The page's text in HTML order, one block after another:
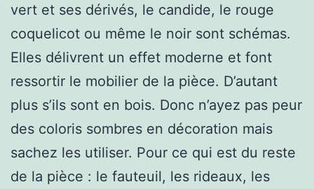
vert et ses dérivés, le candide, le rouge
coquelicot ou même le noir sont schémas.
Elles délivrent un effet moderne et font
ressortir le mobilier de la pièce. D’autant
plus s’ils sont en bois. Donc n’ayez pas peur
des coloris sombres en décoration mais
sachez les utiliser. Pour ce qui est du reste
de la pièce : le fauteuil, les rideaux, les